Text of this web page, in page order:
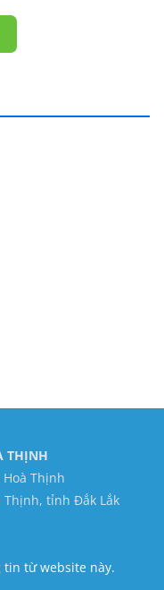
THỊNH
Thịnh
Thịnh, tỉnh Đắk Lắk
từ website này.